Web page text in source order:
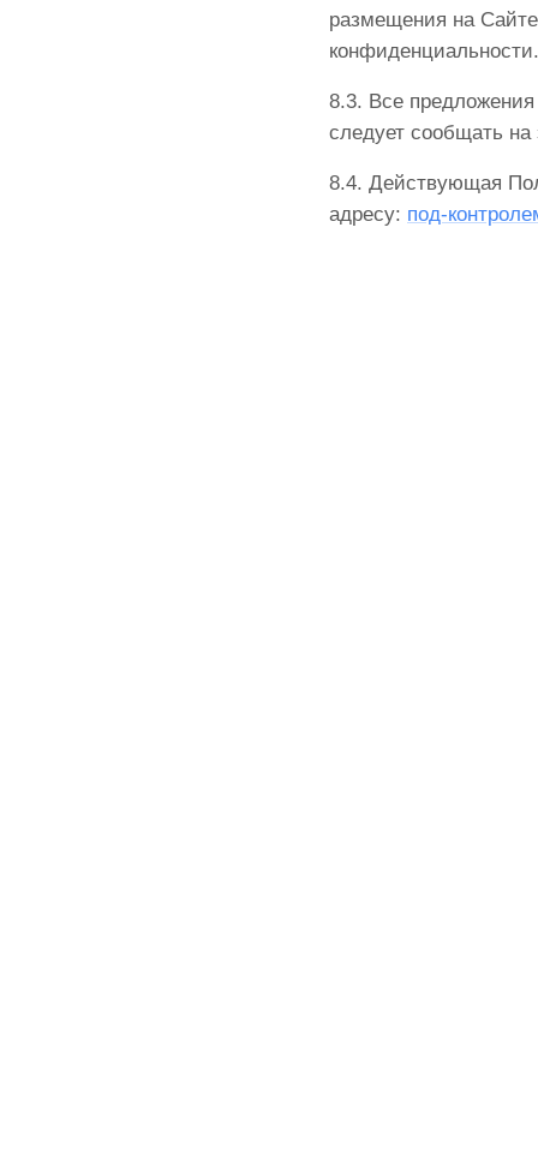
размещения на
конфиденциальности.
8.3. Все
следует сообщать
8.4. Действующая
адресу: под-